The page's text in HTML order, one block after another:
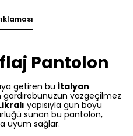
Pantolon
getiren bu İtalyan
vazgeçilmez
yapısıyla gün boyu
sunan bu pantolon,
uyum sağlar.